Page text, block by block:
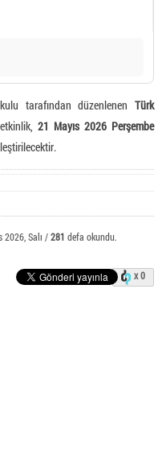
tarafından düzenlenenTürk
etkinlik,21 Mayıs 2026 Perşembe
2026, Salı /281 defa okundu.
x 0